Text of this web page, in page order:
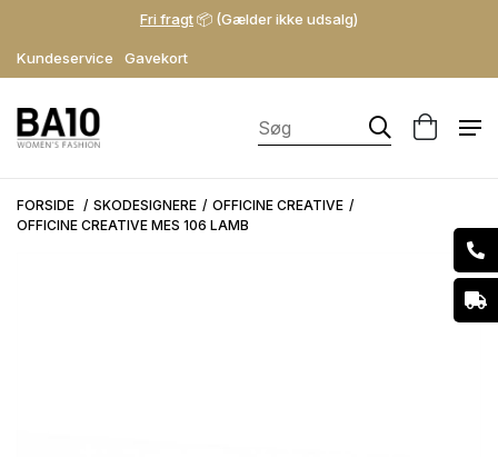
Kundeservice Gavekort
Fri fragt📦 (Gælder ikke udsalg)
FORSIDE SKODESIGNERE
OFFICINE CREATIVE
OFFICINE CREATIVE MES 106 LAMB